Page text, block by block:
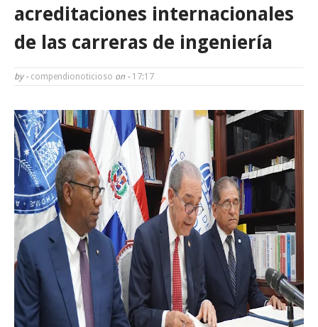
acreditaciones internacionales
de las carreras de ingeniería
by - compendionoticioso on - 17:17